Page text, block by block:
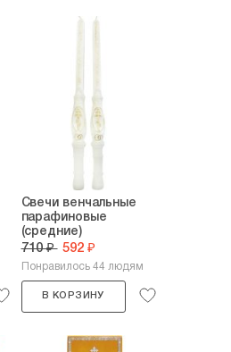
Свечи венчальные
парафиновые
(средние)
710 ₽ 592 ₽
Понравилось 44 людям
В КОРЗИНУ